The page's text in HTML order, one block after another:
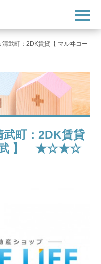
t
o
g
l
v
i
t
i
o
町：2DK賃貸【 マルヰコー
：2DK賃貸
武 】 ★☆★☆